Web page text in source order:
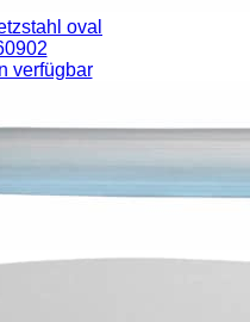
oval
verfügbar